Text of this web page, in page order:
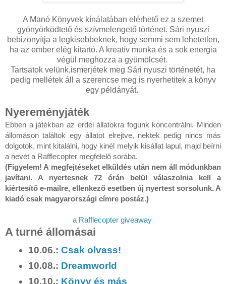
A Manó Könyvek kínálatában elérhető ez a szemet
gyönyörködtető és szívmelengető történet. Sári nyuszi
bebizonyítja a legkisebbeknek, hogy semmi sem lehetetlen,
ha az ember elég kitartó. A kreatív munka és a sok energia
végül meghozza a gyümölcsét.
Tartsatok velünk,ismerjétek meg Sári nyuszi történetét, ha
pedig mellétek áll a szerencse meg is nyerhetitek a könyv
egy példányát.
Nyereményjáték
Ebben a játékban az erdei állatokra fogunk koncentrálni. Minden
állomáson találtok egy állatot elrejtve, nektek pedig nincs más
dolgotok, mint kitalálni, hogy kinél melyik kisállat lapul, majd beírni
a nevét a Rafflecopter megfelelő sorába.
(Figyelem! A megfejtéseket elküldés után nem áll módunkban
javítani. A nyertesnek 72 órán belül válaszolnia kell a
kiértesítő e-mailre, ellenkező esetben új nyertest sorsolunk. A
a Rafflecopter giveaway
A turné állomásai
10.06.:Csak olvass!
10.08.: Dreamworld
10.10.: Könyv és más